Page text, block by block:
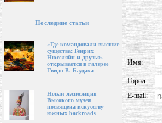
Последние статьи
«Где командовали высшие
существа: Генрих
Нюссляйн и друзья»
открывается в галерее
Гвидо В. Баудаха
Новая экспозиция
Высокого музея
посвящена искусству
южных backroads
Имя:
Город:
E-mail: